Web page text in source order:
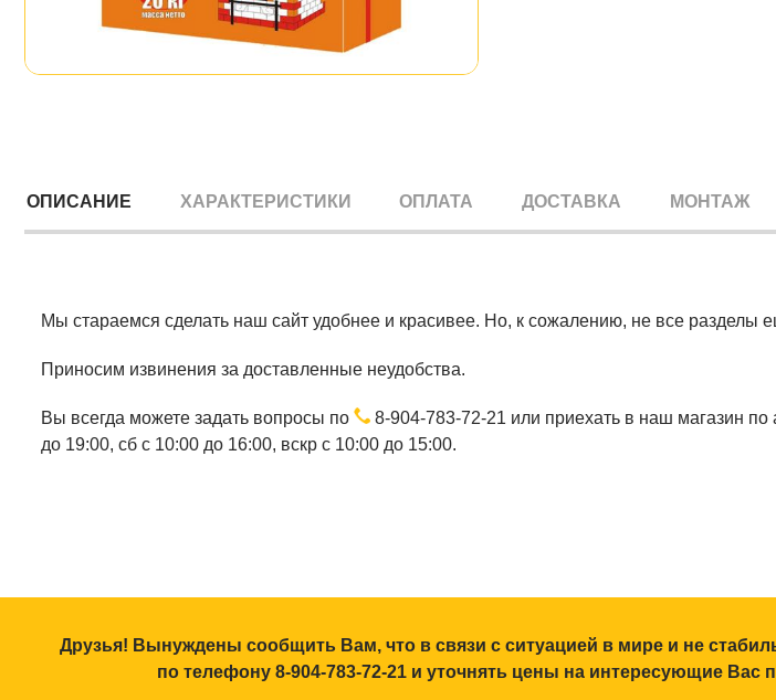
ОПИСАНИЕ ХАРАКТЕРИСТИКИ ОПЛАТА ДОСТАВКА МОНТАЖ
Мы стараемся сделать наш сайт удобнее и красивее. Но, к сожалению, не все разделы
Приносим извинения за доставленные неудобства.
Вы всегда можете задать вопросы по 8-904-783-72-21 или приехать в наш магазин по
до 19:00, сб с 10:00 до 16:00, вскр с 10:00 до 15:00.
Друзья! Вынуждены сообщить Вам, что в связи с ситуацией в мире и не
по телефону 8-904-783-72-21 и уточнять цены на интересующие